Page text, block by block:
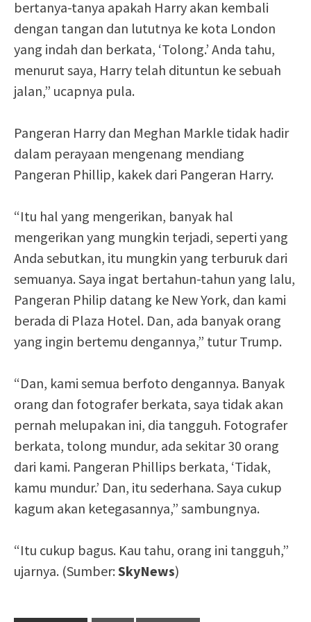
bertanya-tanya apakah Harry akan kembali
dengan tangan dan lututnya ke kota London
yang indah dan berkata, ‘Tolong.’ Anda tahu,
menurut saya, Harry telah dituntun ke sebuah
jalan,” ucapnya pula.
Pangeran Harry dan Meghan Markle tidak hadir
dalam perayaan mengenang mendiang
Pangeran Phillip, kakek dari Pangeran Harry.
“Itu hal yang mengerikan, banyak hal
mengerikan yang mungkin terjadi, seperti yang
Anda sebutkan, itu mungkin yang terburuk dari
semuanya. Saya ingat bertahun-tahun yang lalu,
Pangeran Philip datang ke New York, dan kami
berada di Plaza Hotel. Dan, ada banyak orang
yang ingin bertemu dengannya,” tutur Trump.
“Dan, kami semua berfoto dengannya. Banyak
orang dan fotografer berkata, saya tidak akan
pernah melupakan ini, dia tangguh. Fotografer
berkata, tolong mundur, ada sekitar 30 orang
dari kami. Pangeran Phillips berkata, ‘Tidak,
kamu mundur.’ Dan, itu sederhana. Saya cukup
kagum akan ketegasannya,” sambungnya.
“Itu cukup bagus. Kau tahu, orang ini tangguh,”
ujarnya. (Sumber: SkyNews)